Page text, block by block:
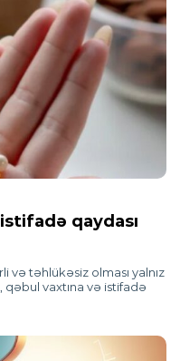
qaydası
və təhlükəsiz olması yalnız
vaxtına və istifadə